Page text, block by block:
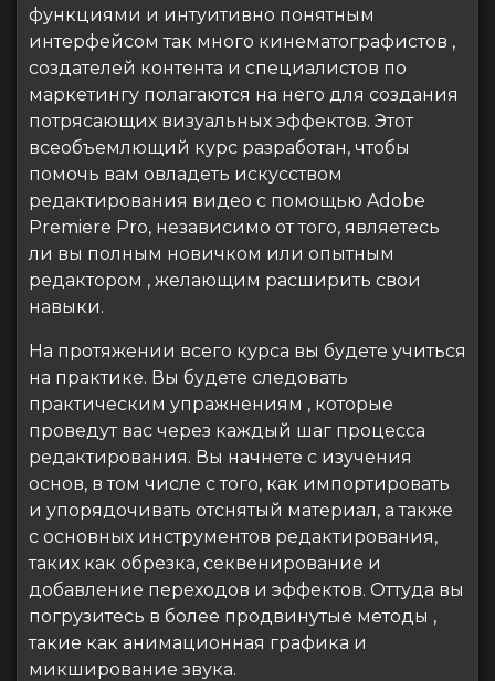
функциями и интуитивно понятным
интерфейсом так много кинематографистов ,
создателей контента и специалистов по
маркетингу полагаются на него для создания
потрясающих визуальных эффектов. Этот
всеобъемлющий курс разработан, чтобы
помочь вам овладеть искусством
редактирования видео с помощью Adobe
Premiere Pro, независимо от того, являетесь
ли вы полным новичком или опытным
редактором , желающим расширить свои
навыки.
На протяжении всего курса вы будете учиться
на практике. Вы будете следовать
практическим упражнениям , которые
проведут вас через каждый шаг процесса
редактирования. Вы начнете с изучения
основ, в том числе с того, как импортировать
и упорядочивать отснятый материал, а также
с основных инструментов редактирования,
таких как обрезка, секвенирование и
добавление переходов и эффектов. Оттуда вы
погрузитесь в более продвинутые методы ,
такие как анимационная графика и
микширование звука.